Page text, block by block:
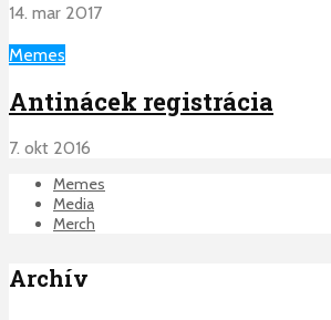
14. mar 2017
Memes
Antinácek registrácia
7. okt 2016
Memes
Media
Merch
Archív